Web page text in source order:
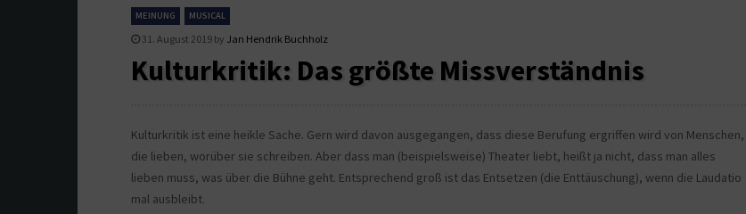
MEINUNG MUSICAL
31. August 2019 by Jan Hendrik Buchholz
Kulturkritik: Das größte Missverständnis
Kulturkritik ist eine heikle Sache. Gern wird davon ausgegangen, dass diese Berufung ergriffen wird von Menschen,
die lieben, worüber sie schreiben. Aber dass man (beispielsweise) Theater liebt, heißt ja nicht, dass man alles
lieben muss, was über die Bühne geht. Entsprechend groß ist das Entsetzen (die Enttäuschung), wenn die Laudatio
mal ausbleibt.